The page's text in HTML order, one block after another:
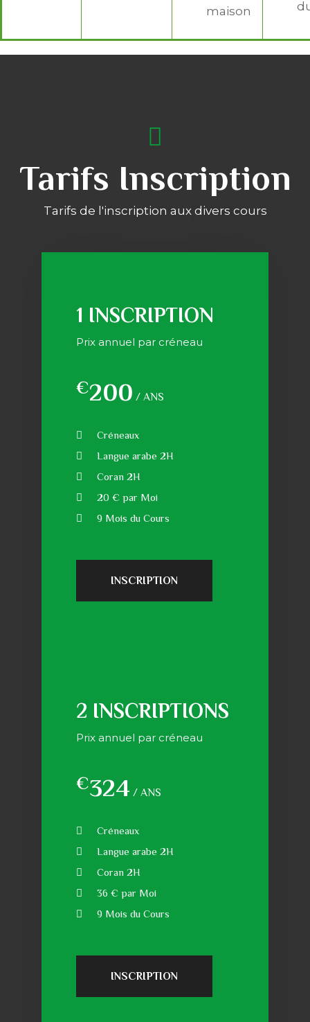
maison
Tarifs Inscription
Tarifs de l'inscription aux divers cours
1 INSCRIPTION
Prix annuel par créneau
€200 / ANS
Créneaux
Langue arabe 2H
Coran 2H
20 € par Moi
9 Mois du Cours
INSCRIPTION
2 INSCRIPTIONS
Prix annuel par créneau
€324 / ANS
Créneaux
Langue arabe 2H
Coran 2H
36 € par Moi
9 Mois du Cours
INSCRIPTION